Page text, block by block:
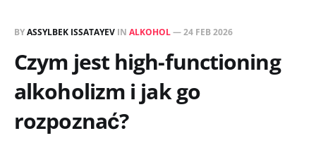
BYASSYLBEK ISSATAYEV IN ALKOHOL—24 FEB 2026
Czym jest high-functioning
alkoholizm i jak go
rozpoznać?